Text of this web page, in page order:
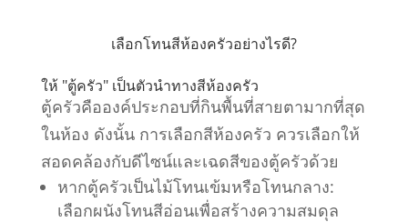
เลือกโทนสีห้องครัวอย่างไรดี?
ให้ "ตู้ครัว" เป็นตัวนำทางสีห้องครัว
ตู้ครัวคือองค์ประกอบที่กินพื้นที่สายตามากที่สุด
ในห้อง ดังนั้น การเลือกสีห้องครัว ควรเลือกให้
สอดคล้องกับดีไซน์และเฉดสีของตู้ครัวด้วย
หากตู้ครัวเป็นไม้โทนเข้มหรือโทนกลาง:
เลือกผนังโทนสีอ่อนเพื่อสร้างความสมดุล